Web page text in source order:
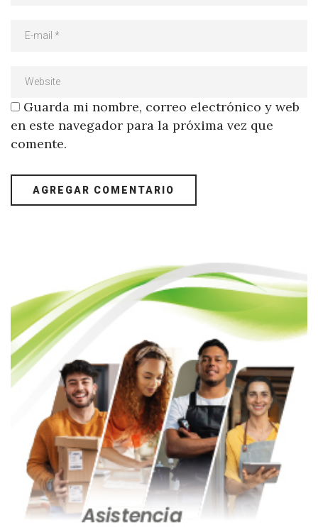
Guarda mi nombre, correo electrónico y web
en este navegador para la próxima vez que
comente.